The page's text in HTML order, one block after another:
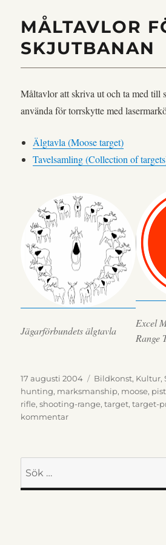
MÅLTAVLOR
SKJUTBANAN
Måltavlor att skriva ut och ta med till
använda för torrskytte med
Älgtavla (Moose target)
Tavelsamling (Collection of
Jägarförbundets älgtavla
Excel
Range
Publicerat
den
17 augusti 2004 Kategorier
Bildkonst, Kultur,
hunting, marksmanship, moose,
rifle,shooting-range,target,target-
kommentartill